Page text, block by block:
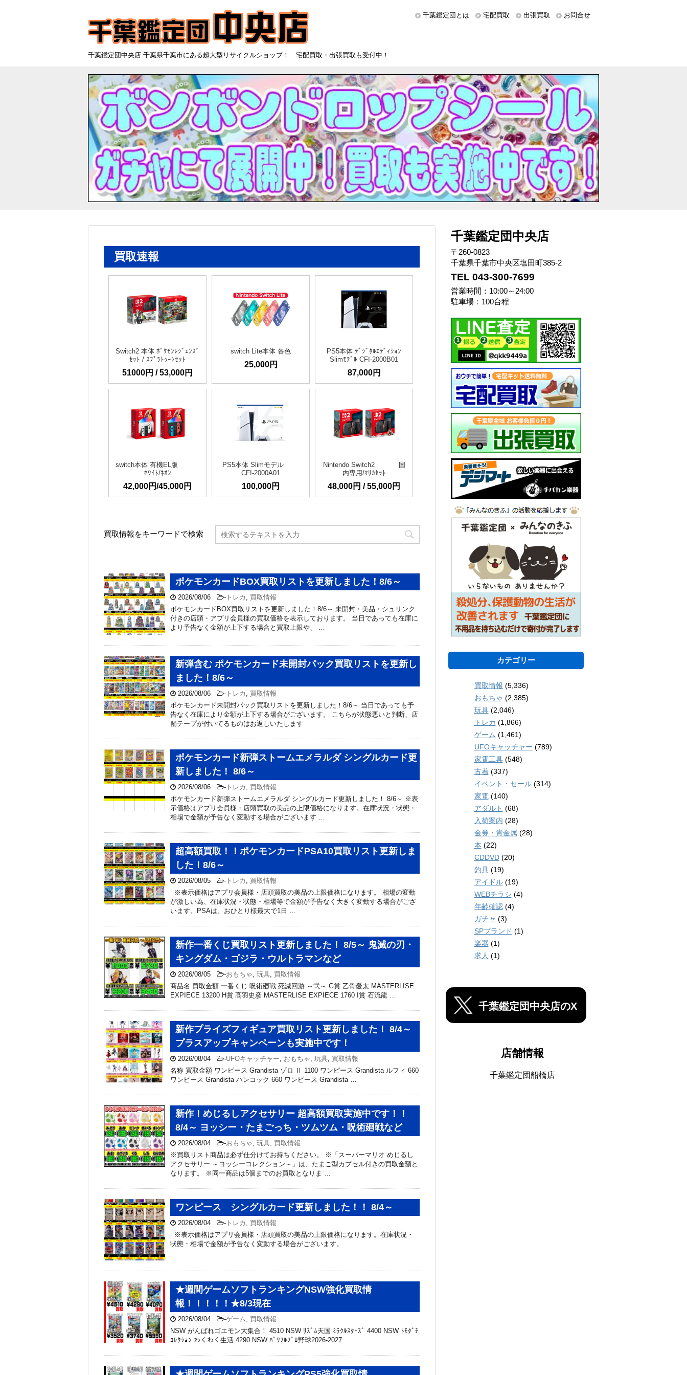
千葉鑑定団中央店 千葉県千葉市にある超大型リサイクルショップ！ 宅配買取・出張買取も受付中！
千葉鑑定団とは 宅配買取 出張買取 お問合せ
買取速報
Switch2 本体 ﾎﾟｹﾓﾝﾚｼﾞｪﾝｽﾞ
ｾｯﾄ / ｽﾌﾟﾗﾄｩｰﾝｾｯﾄ
51000円 / 53,000円
switch Lite本体 各色
25,000円
PS5本体 ﾃﾞｼﾞﾀﾙｴﾃﾞｨｼｮﾝ
Slimﾓﾃﾞﾙ CFI-2000B01
87,000円
switch本体 有機EL版
ﾎﾜｲﾄ/ﾈｵﾝ
42,000円/45,000円
PS5本体 Slimモデル
CFI-2000A01
100,000円
Nintendo Switch2 国
内専用/ﾏﾘｶｾｯﾄ
48,000円 / 55,000円
買取情報をキーワードで検索
ポケモンカードBOX買取リストを更新しました！8/6～
2026/08/06 - トレカ , 買取情報
ポケモンカードBOX買取リストを更新しました！8/6～ 未開封・美品・シュリンク
付きの店頭・アプリ会員様の買取価格を表示しております。 当日であっても在庫に
より予告なく金額が上下する場合と買取上限や、 …
新弾含む ポケモンカード未開封パック買取リストを更新し
ました！8/6～
2026/08/06 - トレカ , 買取情報
ポケモンカード未開封パック買取リストを更新しました！8/6～ 当日であっても予
告なく在庫により金額が上下する場合がございます。 こちらが状態悪いと判断、店
舗テープが付いてるものはお返しいたします
ポケモンカード新弾ストームエメラルダ シングルカード更
新しました！ 8/6～
2026/08/06 - トレカ , 買取情報
ポケモンカード新弾ストームエメラルダ シングルカード更新しました！ 8/6～ ※表
示価格はアプリ会員様・店頭買取の美品の上限価格になります。在庫状況・状態・
相場で金額が予告なく変動する場合がございます …
超高額買取！！ポケモンカードPSA10買取リスト更新しま
した！8/6～
2026/08/05 - トレカ , 買取情報
※表示価格はアプリ会員様・店頭買取の美品の上限価格になります。 相場の変動
が激しい為、在庫状況・状態・相場等で金額が予告なく大きく変動する場合がござ
います。PSAは、おひとり様最大で1日 …
新作一番くじ買取リスト更新しました！ 8/5～ 鬼滅の刃・
キングダム・ゴジラ・ウルトラマンなど
2026/08/05 -おもちゃ, 玩具, 買取情報
商品名 買取金額 一番くじ 呪術廻戦 死滅回游 ～弐～ G賞 乙骨憂太 MASTERLISE
EXPIECE 13200 H賞 髙羽史彦 MASTERLISE EXPIECE 1760 I賞 石流龍 …
新作プライズフィギュア買取リスト更新しました！ 8/4～
プラスアップキャンペーンも実施中です！
2026/08/04 -UFOキャッチャー, おもちゃ, 玩具, 買取情報
名称 買取金額 ワンピース Grandista ゾロ Ⅱ 1100 ワンピース Grandista ルフィ 660
ワンピース Grandista ハンコック 660 ワンピース Grandista …
新作！めじるしアクセサリー 超高額買取実施中です！！
8/4～ ヨッシー・たまごっち・ツムツム・呪術廻戦など
2026/08/04 -おもちゃ, 玩具, 買取情報
※買取リスト商品は必ず仕分けてお持ちください。 ※「スーパーマリオ めじるし
アクセサリー ～ヨッシーコレクション～」は、たまご型カプセル付きの買取金額と
なります。 ※同一商品は5個までのお買取となりま …
ワンピース シングルカード更新しました！！ 8/4～
2026/08/04 - トレカ , 買取情報
※表示価格はアプリ会員様・店頭買取の美品の上限価格になります。在庫状況・
状態・相場で金額が予告なく変動する場合がございます。
★週間ゲームソフトランキングNSW強化買取情
報！！！！！★8/3現在
2026/08/04 -ゲーム, 買取情報
NSW がんばれゴエモン大集合！ 4510 NSW ﾘｽﾞﾑ天国 ﾐﾗｸﾙｽﾀｰｽﾞ 4400 NSW ﾄﾓﾀﾞﾁ
ｺﾚｸｼｮﾝ わくわく生活 4290 NSW ﾊﾟﾜﾌﾙﾌﾟﾛ野球2026-2027 …
千葉鑑定団中央店
〒260-0823
千葉県千葉市中央区塩田町385-2
TEL 043-300-7699
営業時間：10:00～24:00
駐車場：100台程
カテゴリー
買取情報 (5,336)
おもちゃ (2,385)
玩具(2,046)
トレカ (1,866)
ゲーム (1,461)
UFOキャッチャー (789)
家電工具(548)
古着(337)
イベント・セール(314)
家電(140)
アダルト (68)
入荷案内 (28)
金券・貴金属 (28)
本 (22)
CDDVD(20)
釣具(19)
アイドル(19)
WEBチラシ (4)
年齢確認(4)
ガチャ (3)
SPブランド (1)
楽器 (1)
求人 (1)
千葉鑑定団中央店のX
店舗情報
千葉鑑定団船橋店